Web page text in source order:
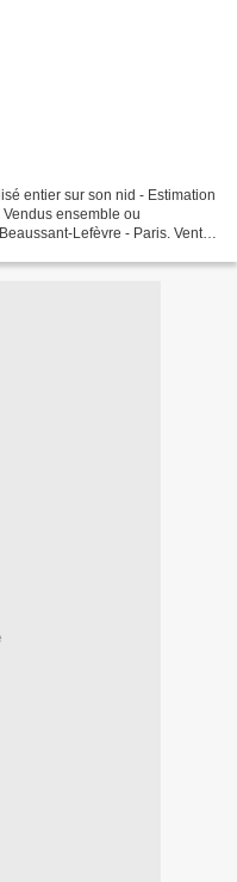
entier sur son nid - Estimation
ensemble ou
Lefèvre - Paris. Vente